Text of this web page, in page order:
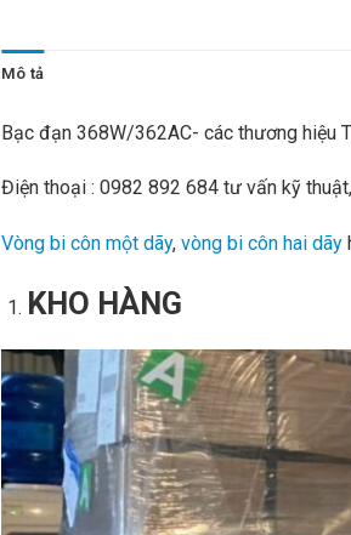
Mô tả
Bạc đạn 368W/362AC- các thương hiệu
Điện thoại : 0982 892 684 tư vấn kỹ
Vòng bi côn một dãy, vòng bi côn hai dãy
KHO HÀNG